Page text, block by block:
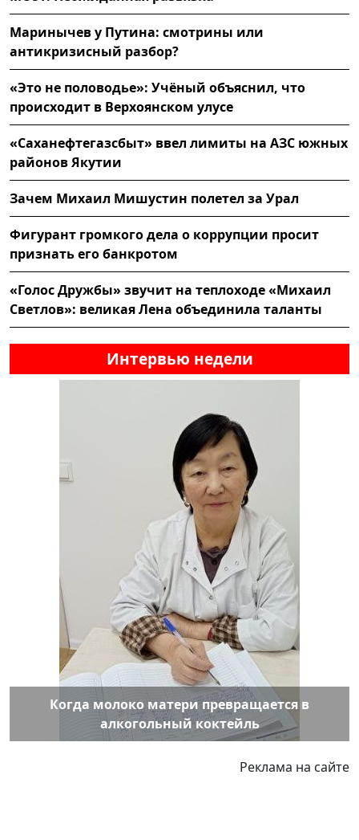
Маринычев у Путина: смотрины или
антикризисный разбор?
«Это не половодье»: Учёный объяснил, что
происходит в Верхоянском улусе
«Саханефтегазсбыт» ввел лимиты на АЗС южных
районов Якутии
Зачем Михаил Мишустин полетел за Урал
Фигурант громкого дела о коррупции просит
признать его банкротом
«Голос Дружбы» звучит на теплоходе «Михаил
Светлов»: великая Лена объединила таланты
Интервью недели
Когда молоко матери превращается в
алкогольный коктейль
Реклама на сайте